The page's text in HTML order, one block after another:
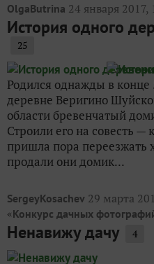
OlgaButrina 24 января 2017,
История одного
25
Родился однажды в конце
деревне Веригино
области бревенчатый
Строили его на совесть
пришла пора переезжать
продали они домик...
SergeyKosachev 29 марта
«Конкурс дачных
Ненавижу дачу 4